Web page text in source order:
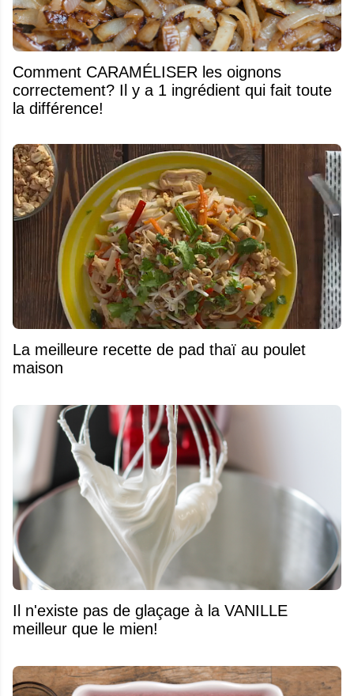
Comment CARAMÉLISER les oignons
correctement? Il y a 1 ingrédient qui fait toute
la différence!
La meilleure recette de pad thaï au poulet
maison
Il n'existe pas de glaçage à la VANILLE
meilleur que le mien!